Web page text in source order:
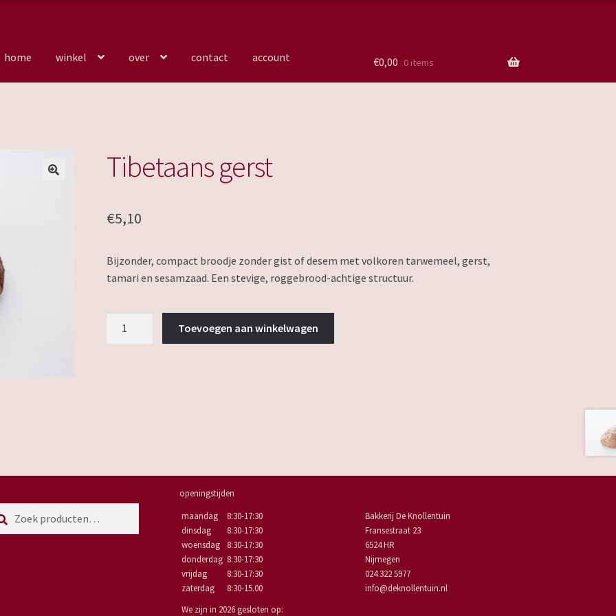
home winkel over contact account €0,00 0 items
Tibetaans gerst
€5,10
Bijzonder, compact broodje zonder gist of desem met volkoren tarwemeel, gerst,
tamari en sesamzaad. Een stevige, roggebrood-achtige structuur.
Toevoegen aan winkelwagen
openingstijden
maandag
8:30-17:30
dinsdag
8:30-17:30
woensdag
8:30-17:30
donderdag 8:30-17:30
vrijdag
8:30-17:30
zaterdag
8:30-15.00
We zijn in 2026 gesloten op:
Bakkerij De Knollentuin
Fransestraat 23
6524 HR
Nijmegen
024 322 5977
info@deknollentuin.nl